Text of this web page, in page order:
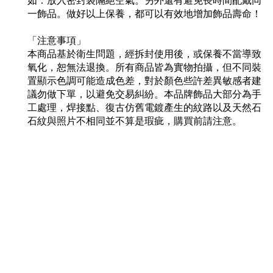
一飾品。做好以上保養，都可以有效地增加飾品壽命！
「注意事項」
本商品基於衛生問題，經拆封使用後，或保養不當導致
氧化，恕無法退換。所有商品皆為實物拍攝，但不同裝
置顯示色調可能造成色差，對於顏色些許差異敏感者建
議勿做下單，以避免交易糾紛。本品牌飾品大部分為手
工處理，焊接點、復古仿舊電鍍產生的紋路以及天然石
石紋與照片不相同並不算是瑕疵，購買前請注意。